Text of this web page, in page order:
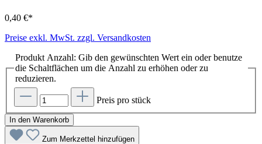
0,40 €*
Preise exkl. MwSt. zzgl. Versandkosten
Produkt Anzahl: Gib den gewünschten Wert ein oder benutze
die Schaltflächen um die Anzahl zu erhöhen oder zu
reduzieren.
Preis pro stück
In den Warenkorb
Zum Merkzettel hinzufügen